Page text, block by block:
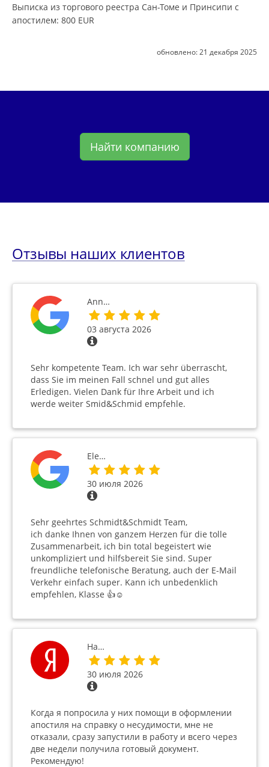
Выписка из торгового реестра Сан-Томе и Принсипи с
апостилем: 800 EUR
обновлено: 21 декабря 2025
Найти компанию
Отзывы наших клиентов
Ann…
03 августа 2026
Sehr kompetente Team. Ich war sehr überrascht,
dass Sie im meinen Fall schnel und gut alles
Erledigen. Vielen Dank für Ihre Arbeit und ich
werde weiter Smid&Schmid empfehle.
Ele…
30 июля 2026
Sehr geehrtes Schmidt&Schmidt Team,
ich danke Ihnen von ganzem Herzen für die tolle
Zusammenarbeit, ich bin total begeistert wie
unkompliziert und hilfsbereit Sie sind. Super
freundliche telefonische Beratung, auch der E-Mail
Verkehr einfach super. Kann ich unbedenklich
empfehlen, Klasse 👍☺️
На…
30 июля 2026
Когда я попросила у них помощи в оформлении
апостиля на справку о несудимости, мне не
отказали, сразу запустили в работу и всего через
две недели получила готовый документ.
Рекомендую!